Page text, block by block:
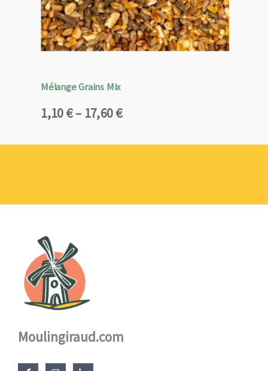
Mélange Grains Mix
1,10€– 17,60€
Plage
prix :
Moulingiraud.com